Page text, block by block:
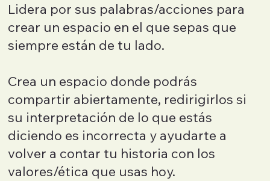
Lidera por sus palabras/acciones para
crear un espacio en el que sepas que
siempre están de tu lado.
Crea un espacio donde podrás
compartir abiertamente, redirigirlos si
su interpretación de lo que estás
diciendo es incorrecta y ayudarte a
volver a contar tu historia con los
valores/ética que usas hoy.